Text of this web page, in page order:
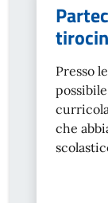
Presso
che